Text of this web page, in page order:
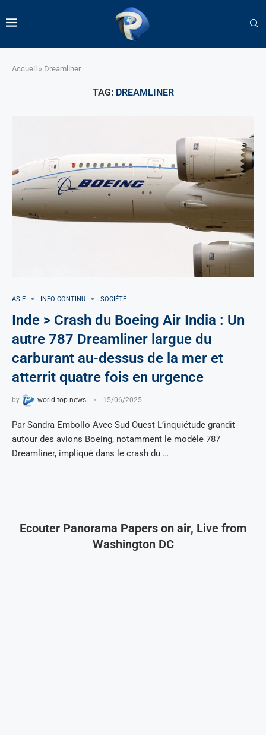
Accueil » Dreamliner
TAG: DREAMLINER
ASIE INFO CONTINU SOCIÉTÉ
Inde > Crash du Boeing Air India : Un
autre 787 Dreamliner largue du
carburant au-dessus de la mer et
atterrit quatre fois en urgence
by world top news 15/06/2025
Par Sandra Embollo Avec Sud Ouest L’inquiétude grandit
autour des avions Boeing, notamment le modèle 787
Dreamliner, impliqué dans le crash du …
Ecouter Panorama Papers on air, Live from
Washington DC